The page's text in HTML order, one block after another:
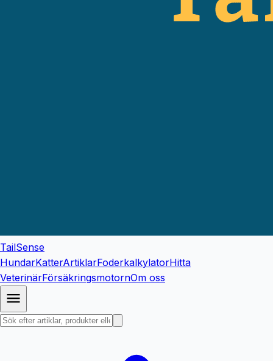
TailSense
HundarKatterArtiklarFoderkalkylatorHitta
VeterinärFörsäkringsmotornOm oss